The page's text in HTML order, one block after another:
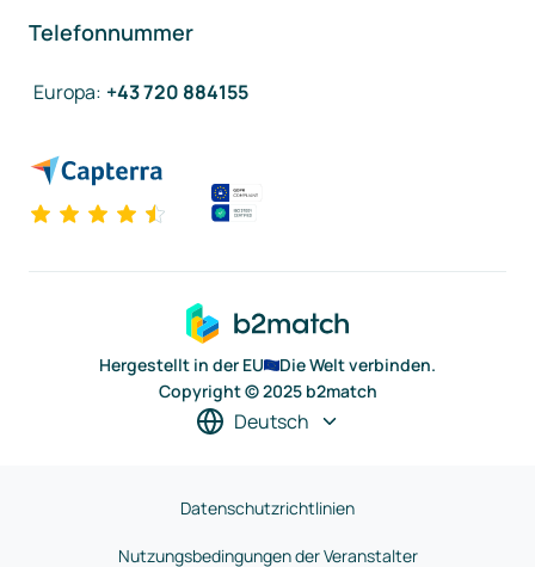
Telefonnummer
Europa: +43 720 884155
Hergestellt in der EU
Die Welt verbinden.
Copyright © 2025 b2match
Deutsch
Datenschutzrichtlinien
Nutzungsbedingungen der Veranstalter